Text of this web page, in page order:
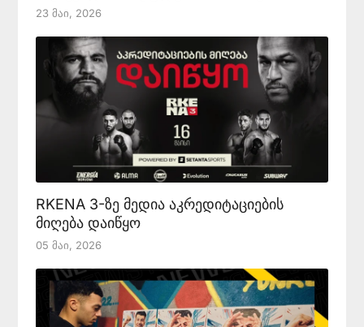
23 Მაი, 2026
RKENA 3-ზე მედია აკრედიტაციების
მიღება დაიწყო
05 Მაი, 2026